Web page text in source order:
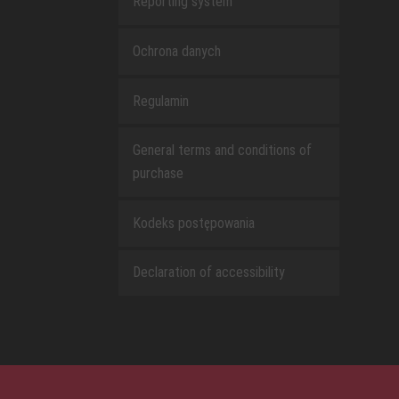
Ochrona danych
Regulamin
General terms and conditions of
purchase
Kodeks postępowania
Declaration of accessibility